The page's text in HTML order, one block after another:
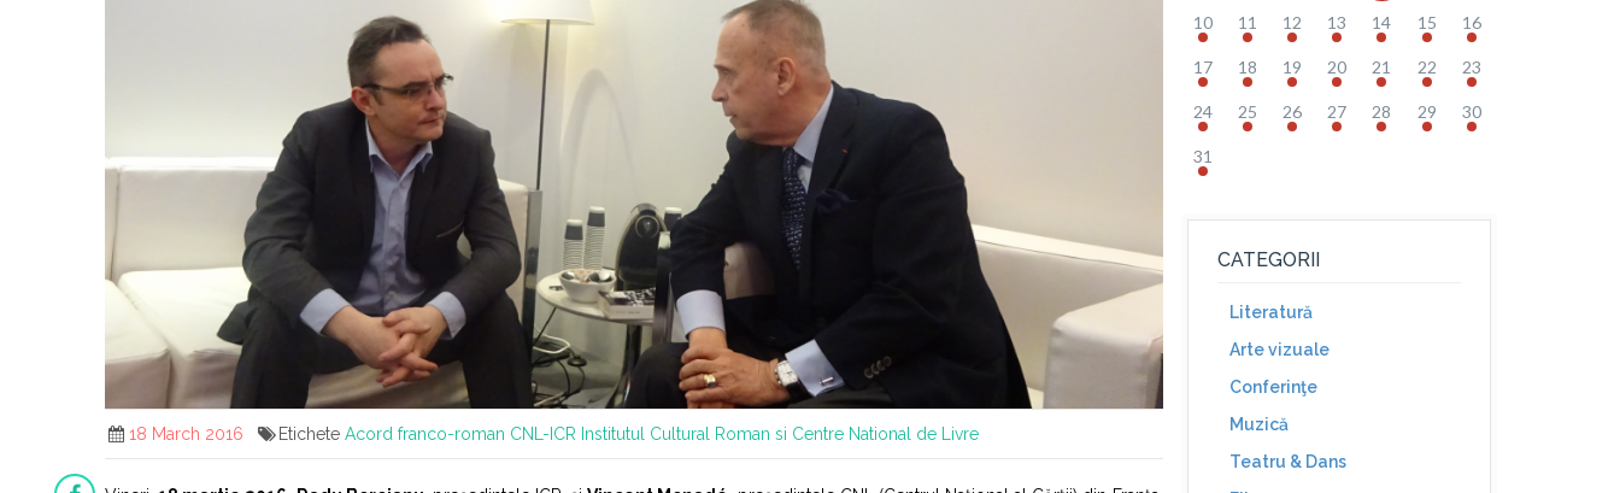
18 March 2016 EticheteAcord franco-roman CNL-ICR Institutul Cultural Roman si Centre National de Livre
10 11 12 13 14 15 16
17 18 19 20 21 22 23
24 25 26 27 28 29 30
31
CATEGORII
Literatură
Arte vizuale
Conferinţe
Muzică
Teatru & Dans